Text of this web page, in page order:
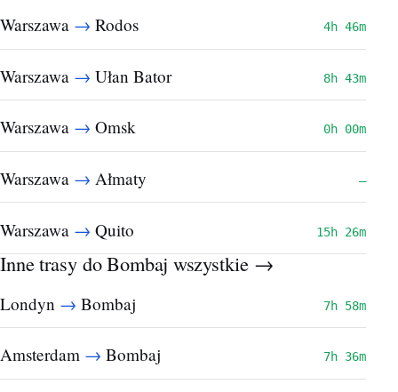
Warszawa → Rodos 4h 46m
Warszawa → Ułan Bator 8h 43m
Warszawa → Omsk 0h 00m
Warszawa → Ałmaty —
Warszawa → Quito 15h 26m
Inne trasy do Bombajwszystkie →
Londyn → Bombaj 7h 58m
Amsterdam → Bombaj 7h 36m